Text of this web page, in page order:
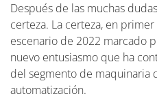
Después de las muchas
certeza. La certeza, en
escenario de 2022 marcado
nuevo entusiasmo que ha
del segmento de maquinaria
automatización.